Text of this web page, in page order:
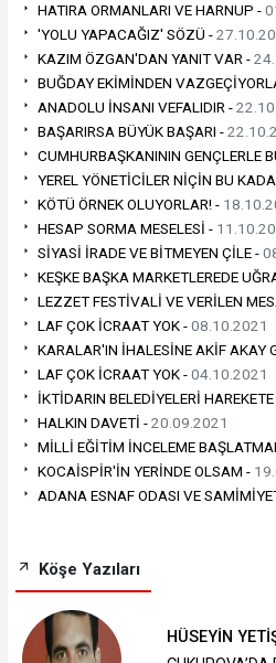
HATIRA ORMANLARI VE HARNUP -
'YOLU YAPACAĞIZ' SÖZÜ -
KAZIM ÖZGAN'DAN YANIT VAR -
BUĞDAY EKİMİNDEN
ANADOLU İNSANI VEFALIDIR -
BAŞARIRSA BÜYÜK BAŞARI -
CUMHURBAŞKANININ GENÇLERLE
YEREL YÖNETİCİLER NİÇİN BU
KÖTÜ ÖRNEK OLUYORLAR! -
HESAP SORMA MESELESİ -
SİYASİ İRADE VE BİTMEYEN ÇİLE -
KEŞKE BAŞKA MARKETLEREDE
LEZZET FESTİVALİ VE VERİLEN
LAF ÇOK İCRAAT YOK -08.10.2021
KARALAR'IN İHALESİNE AKİF AKAY
LAF ÇOK İCRAAT YOK -04.10.2021
İKTİDARIN BELEDİYELERİ
HALKIN DAVETİ -20.09.2021
MİLLİ EĞİTİM İNCELEME
KOCAİSPİR'İN YERİNDE OLSAM -
ADANA ESNAF ODASI VE
Köşe Yazıları
HÜSEYİN